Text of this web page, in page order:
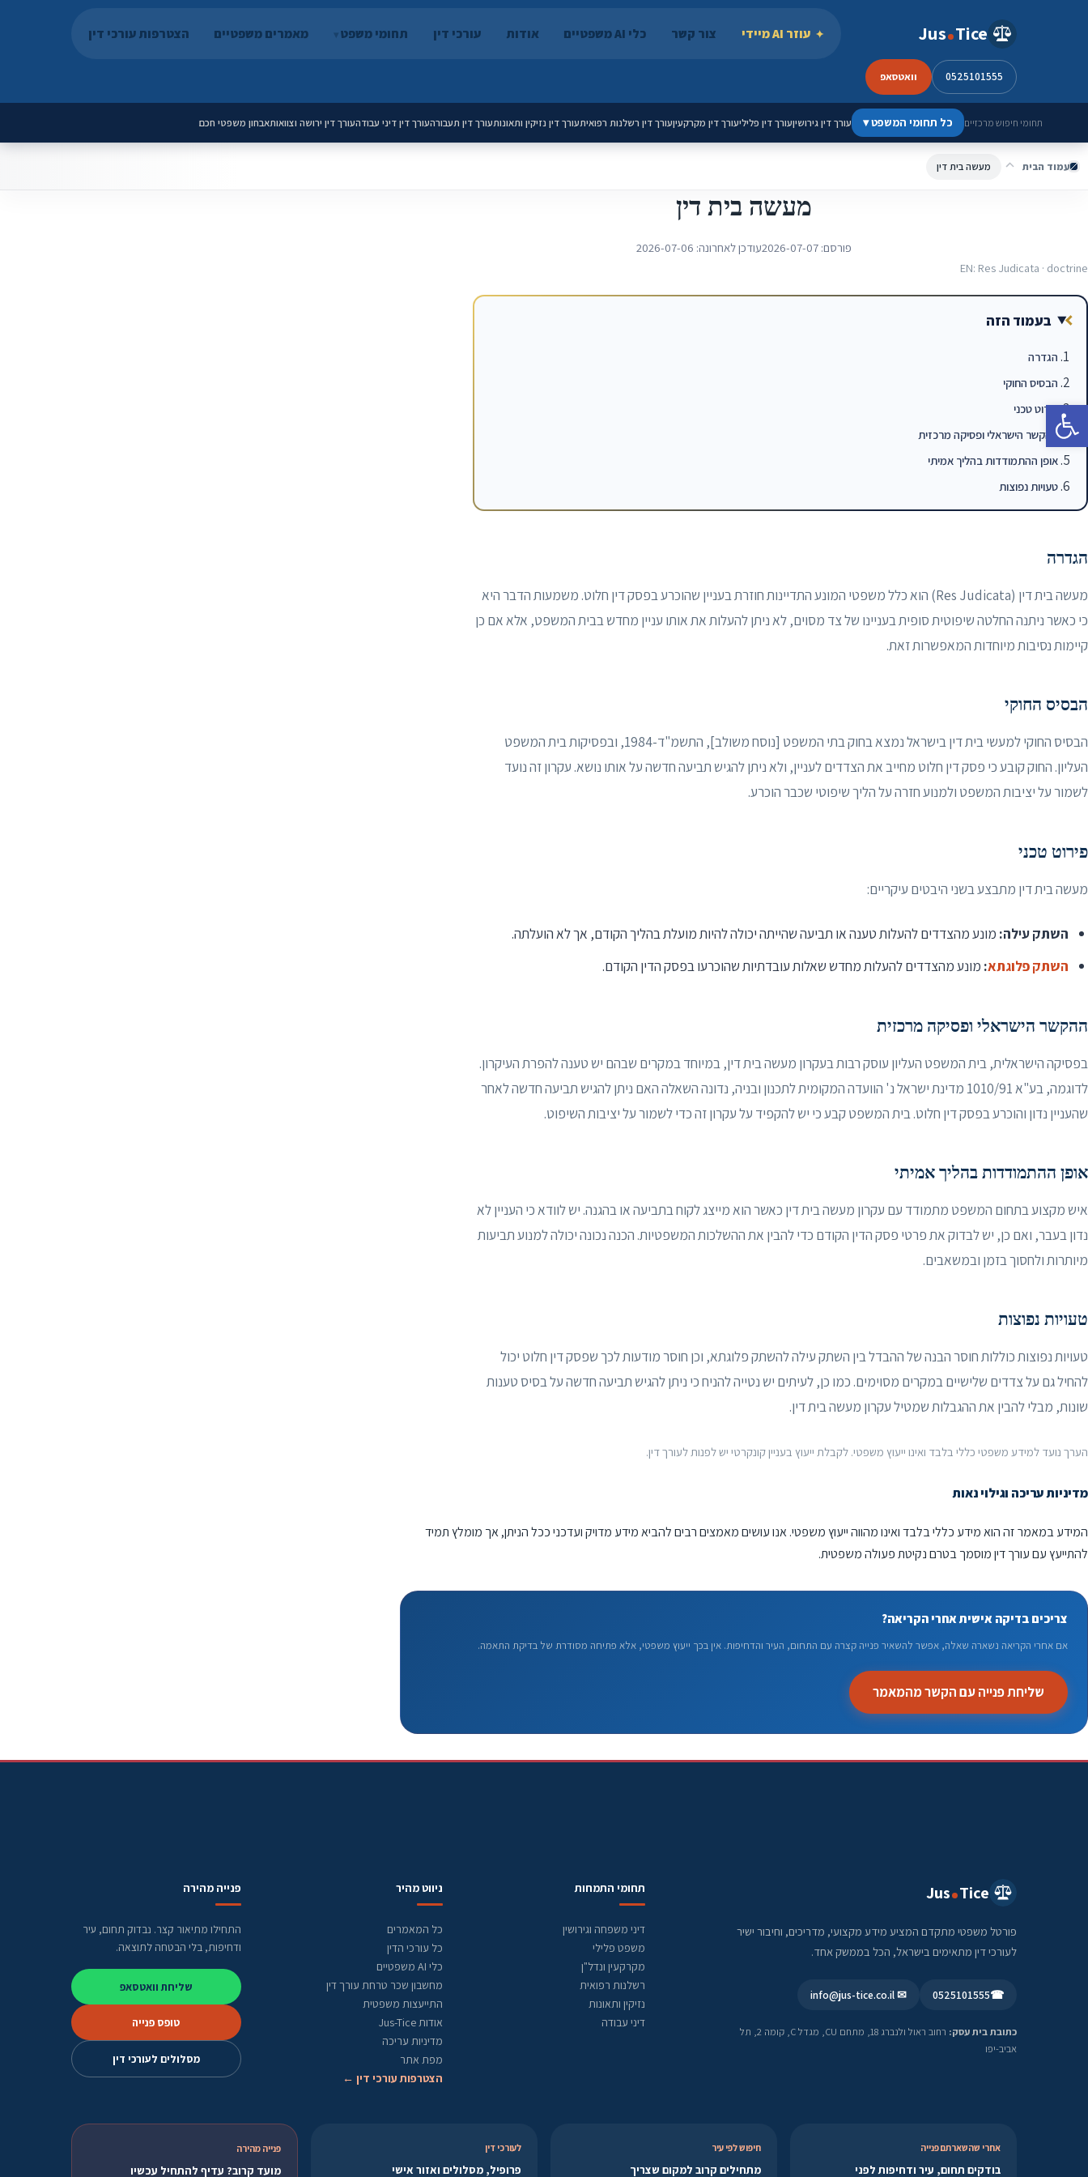
פתח סרגל נגישות
Jus Tice עוזר AI מיידי צור קשר כלי AI משפטיים אודות עורכי דין תחומי משפט מאמרים משפטיים הצטרפות עורכי דין
0525101555 וואטסאפ
תחומי חיפוש מרכזיים כל תחומי המשפט▾ עורך דין גירושיןעורך דין פליליעורך דין מקרקעיןעורך דין רשלנות רפואיתעורך דין נזיקין ותאונותעורך דין תעבורהעורך דין דיני עבודהעורך דין ירושה וצוואותאבחון משפטי חכם
עמוד הבית מעשה בית דין
מעשה בית דין
פורסם: 2026-07-07עודכן לאחרונה: 2026-07-06
EN: Res Judicata · doctrine
בעמוד הזה
הגדרה
הבסיס החוקי
פירוט טכני
ההקשר הישראלי ופסיקה מרכזית
אופן ההתמודדות בהליך אמיתי
טעויות נפוצות
הגדרה
מעשה בית דין (Res Judicata) הוא כלל משפטי המונע התדיינות חוזרת בעניין שהוכרע בפסק דין חלוט. משמעות הדבר היא
כי כאשר ניתנה החלטה שיפוטית סופית בעניינו של צד מסוים, לא ניתן להעלות את אותו עניין מחדש בבית המשפט, אלא אם כן
קיימות נסיבות מיוחדות המאפשרות זאת.
הבסיס החוקי
הבסיס החוקי למעשי בית דין בישראל נמצא בחוק בתי המשפט [נוסח משולב], התשמ"ד-1984, ובפסיקות בית המשפט
העליון. החוק קובע כי פסק דין חלוט מחייב את הצדדים לעניין, ולא ניתן להגיש תביעה חדשה על אותו נושא. עקרון זה נועד
לשמור על יציבות המשפט ולמנוע חזרה על הליך שיפוטי שכבר הוכרע.
פירוט טכני
מעשה בית דין מתבצע בשני היבטים עיקריים:
השתק עילה: מונע מהצדדים להעלות טענה או תביעה שהייתה יכולה להיות מועלת בהליך הקודם, אך לא הועלתה.
השתק פלוגתא: מונע מהצדדים להעלות מחדש שאלות עובדתיות שהוכרעו בפסק הדין הקודם.
ההקשר הישראלי ופסיקה מרכזית
בפסיקה הישראלית, בית המשפט העליון עוסק רבות בעקרון מעשה בית דין, במיוחד במקרים שבהם יש טענה להפרת העיקרון.
לדוגמה, בע"א 1010/91 מדינת ישראל נ' הוועדה המקומית לתכנון ובניה, נדונה השאלה האם ניתן להגיש תביעה חדשה לאחר
שהעניין נדון והוכרע בפסק דין חלוט. בית המשפט קבע כי יש להקפיד על עקרון זה כדי לשמור על יציבות השיפוט.
אופן ההתמודדות בהליך אמיתי
איש מקצוע בתחום המשפט מתמודד עם עקרון מעשה בית דין כאשר הוא מייצג לקוח בתביעה או בהגנה. יש לוודא כי העניין לא
נדון בעבר, ואם כן, יש לבדוק את פרטי פסק הדין הקודם כדי להבין את ההשלכות המשפטיות. הכנה נכונה יכולה למנוע תביעות
מיותרות ולחסוך בזמן ובמשאבים.
טעויות נפוצות
טעויות נפוצות כוללות חוסר הבנה של ההבדל בין השתק עילה להשתק פלוגתא, וכן חוסר מודעות לכך שפסק דין חלוט יכול
להחיל גם על צדדים שלישיים במקרים מסוימים. כמו כן, לעיתים יש נטייה להניח כי ניתן להגיש תביעה חדשה על בסיס טענות
שונות, מבלי להבין את ההגבלות שמטיל עקרון מעשה בית דין.
הערך נועד למידע משפטי כללי בלבד ואינו ייעוץ משפטי. לקבלת ייעוץ בעניין קונקרטי יש לפנות לעורך דין.
מדיניות עריכה וגילוי נאות
המידע במאמר זה הוא מידע כללי בלבד ואינו מהווה ייעוץ משפטי. אנו עושים מאמצים רבים להביא מידע מדויק ועדכני ככל הניתן, אך מומלץ תמיד
להתייעץ עם עורך דין מוסמך בטרם נקיטת פעולה משפטית.
צריכים בדיקה אישית אחרי הקריאה?
אם אחרי הקריאה נשארה שאלה, אפשר להשאיר פנייה קצרה עם התחום, העיר והדחיפות. אין בכך ייעוץ משפטי, אלא פתיחה מסודרת של בדיקת התאמה.
שליחת פנייה עם הקשר מהמאמר
Jus Tice
פורטל משפטי מתקדם המציע מידע מקצועי, מדריכים, וחיבור ישיר
לעורכי דין מתאימים בישראל, הכל בממשק אחד.
☎
0525101555
✉ info@jus-tice.co.il
כתובת בית עסק:
רחוב ראול ולנברג 18, מתחם CU, מגדל C, קומה 2, תל
אביב-יפו
תחומי התמחות
דיני משפחה וגירושין
משפט פלילי
מקרקעין ונדל"ן
רשלנות רפואית
נזיקין ותאונות
דיני עבודה
ניווט מהיר
כל המאמרים
כל עורכי הדין
כלי AI משפטיים
מחשבון שכר טרחת עורך דין
התייעצות משפטית
אודות Jus-Tice
מדיניות עריכה
מפת אתר
הצטרפות עורכי דין ←
פנייה מהירה
התחילו מתיאור קצר. נבדוק תחום, עיר
ודחיפות, בלי הבטחה לתוצאה.
שליחת וואטסאפ
טופס פנייה
מסלולים לעורכי דין
אחרי שהשארתם פנייה
בודקים תחום, עיר ודחיפות לפני
חיפוש לפי עיר
מתחילים קרוב למקום שצריך
לעורכי דין
פרופיל, מסלולים ואזור אישי
פנייה מהירה
מועד קרוב? עדיף להתחיל עכשיו